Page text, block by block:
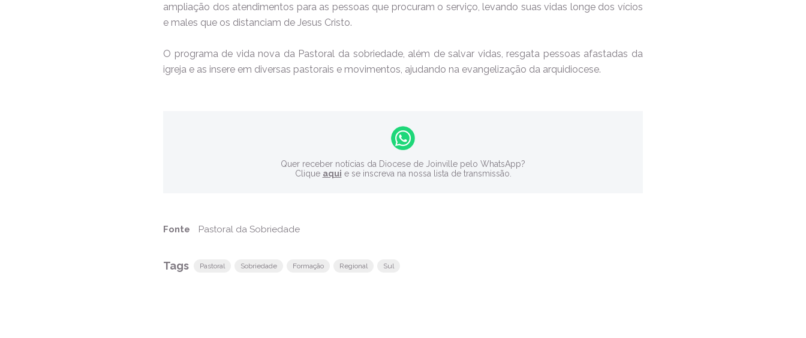
ampliação dos atendimentos para as pessoas que procuram o serviço, levando suas vidas longe dos vícios
e males que os distanciam de Jesus Cristo.
O programa de vida nova da Pastoral da sobriedade, além de salvar vidas, resgata pessoas afastadas da
igreja e as insere em diversas pastorais e movimentos, ajudando na evangelização da arquidiocese.
Quer receber notícias da Diocese de Joinville pelo WhatsApp?
Clique aqui e se inscreva na nossa lista de transmissão.
Fonte Pastoral da Sobriedade
Tags Pastoral Sobriedade Formação Regional Sul